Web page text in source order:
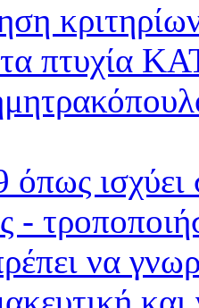
τα πτυχία
ισχύει
-
να